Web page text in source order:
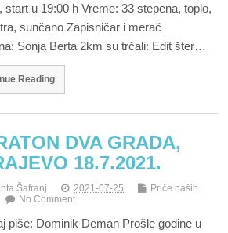
start u 19:00 h Vreme: 33 stepena, toplo,
sunčano Zapisničar i merač
Sonja Berta 2km su trčali: Edit šter…
Reading
DVA GRADA,
18.7.2021.
Šafranj 2021-07-25
Priče naših
No Comment
piše: Dominik Deman Prošle godine u